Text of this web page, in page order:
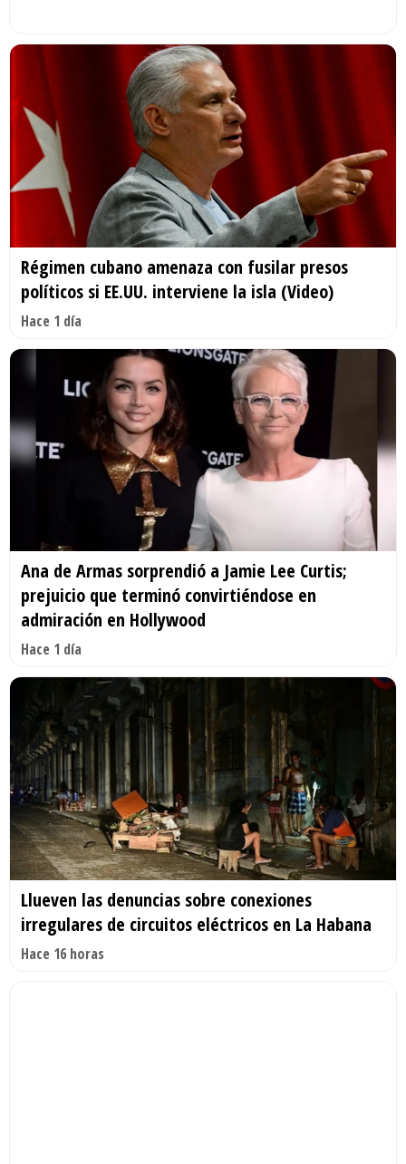
Régimen cubano amenaza con fusilar presos
políticos si EE.UU. interviene la isla (Video)
Hace 1 día
Ana de Armas sorprendió a Jamie Lee Curtis;
prejuicio que terminó convirtiéndose en
admiración en Hollywood
Hace 1 día
Llueven las denuncias sobre conexiones
irregulares de circuitos eléctricos en La Habana
Hace 16 horas